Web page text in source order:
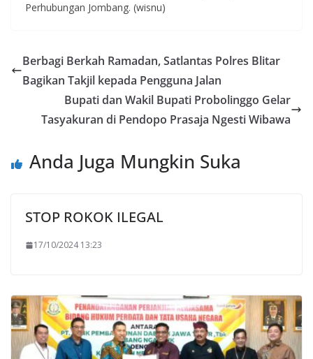
Perhubungan Jombang. (wisnu)
Berbagi Berkah Ramadan, Satlantas Polres Blitar
Bagikan Takjil kepada Pengguna Jalan
Bupati dan Wakil Bupati Probolinggo Gelar
Tasyakuran di Pendopo Prasaja Ngesti Wibawa
Anda Juga Mungkin Suka
STOP ROKOK ILEGAL
17/10/2024 13:23